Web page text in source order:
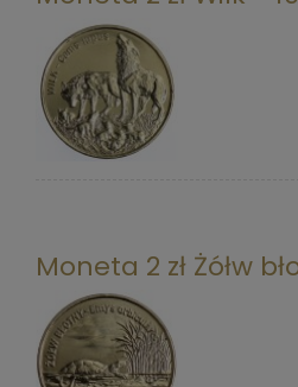
Moneta 2 zł Żółw